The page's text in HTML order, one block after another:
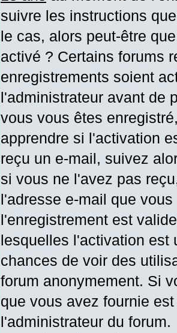
suivre les instructions
le cas, alors peut-être
activé ? Certains forums
enregistrements soient
l'administrateur avant de
vous vous êtes
apprendre si l'activation
reçu un e-mail, suivez
si vous ne l'avez pas
l'adresse e-mail que
l'enregistrement est
lesquelles l'activation est
chances de voir des
forum anonymement. Si
que vous avez fournie
l'administrateur du forum.